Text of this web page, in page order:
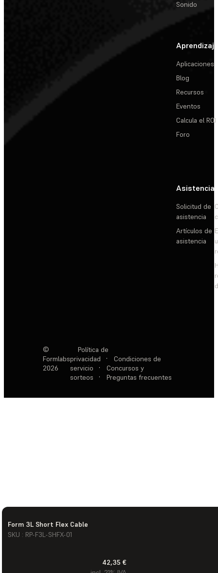
Form 3L Short Flex Cable
SKU : RP-F3L-SHFX-01
42,35 €
Sonido
Aprendizaje
Aplicaciones
Blog
Recursos
Eventos
Calcula el ROI
Foro
Asistencia
Solicitud de
asistencia
Artículos de
asistencia
©
Formlabs
2026
Política de
privacidad
·
Condiciones de
servicio
·
Concursos y
sorteos
· Preguntas frecuentes